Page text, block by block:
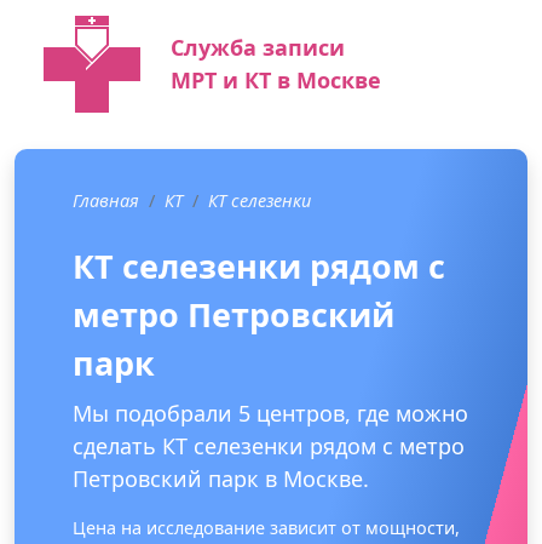
Служба записи
МРТ и КТ в Москве
Главная КТ КТ селезенки
КТ селезенки рядом с
метро Петровский
парк
Мы подобрали 5 центров, где можно
сделать КТ селезенки рядом с метро
Петровский парк в Москве.
Цена на исследование зависит от мощности,